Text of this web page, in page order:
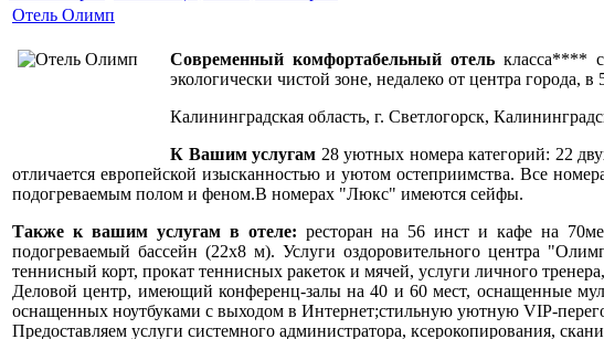
Отель Олимп
Современный комфортабельный отель класса****
экологически чистой зоне, недалеко от центра города, в
Калининградская область, г. Светлогорск,
К Вашим услугам 28 уютных номера категорий: 22
отличается европейской изысканностью и уютом остеприимства. Все
подогреваемым полом и феном.В номерах "Люкс" имеются сейфы.
Также к вашим услугам в отеле: ресторан на 56 инст и кафе на
подогреваемый бассейн (22х8 м). Услуги оздоровительного центра
теннисный корт, прокат теннисных ракеток и мячей, услуги личного
Деловой центр, имеющий конференц-залы на 40 и 60 мест, оснащенные
оснащенных ноутбуками с выходом в Интернет;стильную уютную VIP-
Предоставляем услуги системного администратора, ксерокопирования,